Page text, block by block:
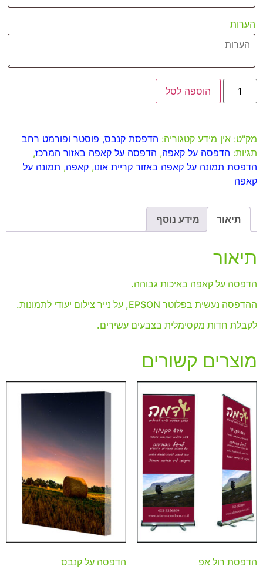
הערות
הוספה לסל
מק"ט: אין מידע קטגוריה: הדפסת קנבס, פוסטר ופורמט רחב
תגיות: הדפסה על קאפה, הדפסה על קאפה באזור המרכז,
הדפסת תמונה על קאפה באזור קריית אונו, קאפה, תמונה על
קאפה
תיאור מידע נוסף
תיאור
הדפסה על קאפה באיכות גבוהה.
ההדפסה נעשית בפלוטר EPSON, על נייר צילום יעודי לתמונות.
לקבלת חדות מקסימלית בצבעים עשירים.
מוצרים קשורים
הדפסת רול אפ הדפסה על קנבס